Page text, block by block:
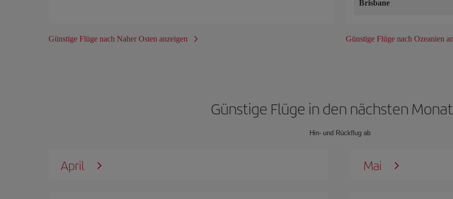
Günstige Flüge nach Naher Osten anzeigen
Brisbane
Günstige Flüge nach Ozeanien
Günstige Flüge in den nächsten
Hin- und Rückflug ab
April Mai